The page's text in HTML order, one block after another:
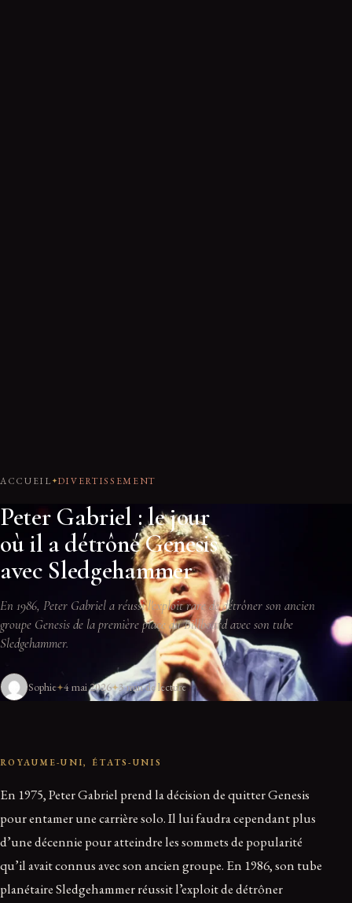
ACCUEIL DIVERTISSEMENT
Peter Gabriel : le jour
où il a détrôné Genesis
avec Sledgehammer
En 1986, Peter Gabriel a réussi l'exploit rare de détrôner son ancien
groupe Genesis de la première place du Billboard avec son tube
Sledgehammer.
Sophie 4 mai 2026 3 min de lecture
ROYAUME-UNI, ÉTATS-UNIS
En 1975, Peter Gabriel prend la décision de quitter Genesis
pour entamer une carrière solo. Il lui faudra cependant plus
d’une décennie pour atteindre les sommets de popularité
qu’il avait connus avec son ancien groupe. En 1986, son tube
planétaire Sledgehammer réussit l’exploit de détrôner